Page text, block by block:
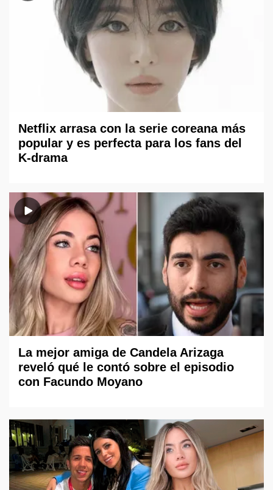
Netflix arrasa con la serie coreana más
popular y es perfecta para los fans del
K-drama
La mejor amiga de Candela Arizaga
reveló qué le contó sobre el episodio
con Facundo Moyano